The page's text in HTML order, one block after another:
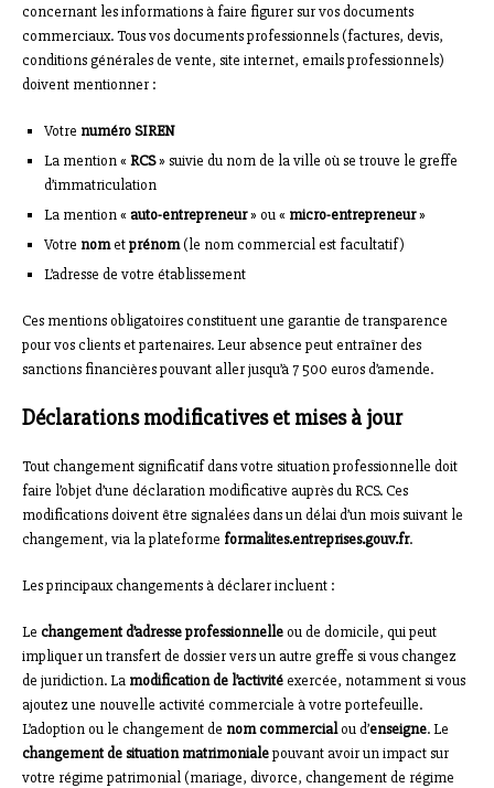
concernant les informations à faire figurer sur vos documents
commerciaux. Tous vos documents professionnels (factures, devis,
conditions générales de vente, site internet, emails professionnels)
doivent mentionner :
Votre numéro SIREN
La mention « RCS» suivie du nom de la ville où se trouve le greffe
d’immatriculation
La mention « auto-entrepreneur» ou « micro-entrepreneur»
Votre nometprénom(le nom commercial est facultatif)
L’adresse de votre établissement
Ces mentions obligatoires constituent une garantie de transparence
pour vos clients et partenaires. Leur absence peut entraîner des
sanctions financières pouvant aller jusqu’à 7 500 euros d’amende.
Déclarations modificatives et mises à jour
Tout changement significatif dans votre situation professionnelle doit
faire l’objet d’une déclaration modificative auprès du RCS. Ces
modifications doivent être signalées dans un délai d’un mois suivant le
changement, via la plateforme formalites.entreprises.gouv.fr.
Les principaux changements à déclarer incluent :
Le changement d’adresse professionnelleou de domicile, qui peut
impliquer un transfert de dossier vers un autre greffe si vous changez
de juridiction. La modification de l’activitéexercée, notamment si vous
ajoutez une nouvelle activité commerciale à votre portefeuille.
L’adoption ou le changement de nom commercialou d’enseigne. Le
changement de situation matrimonialepouvant avoir un impact sur
votre régime patrimonial (mariage, divorce, changement de régime